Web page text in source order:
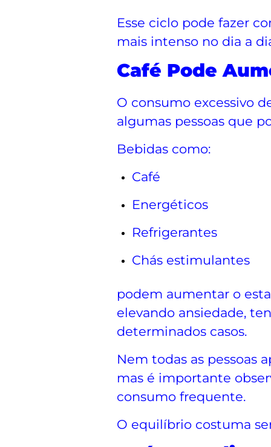
Esse ciclo pode fazer
mais intenso no dia a
Café Pode
O consumo excessivo
algumas pessoas que
Bebidas como:
Café
Energéticos
Refrigerantes
Chás estimulantes
podem aumentar o
elevando ansiedade,
determinados casos.
Nem todas as pessoas
mas é importante
consumo frequente.
O equilíbrio costuma